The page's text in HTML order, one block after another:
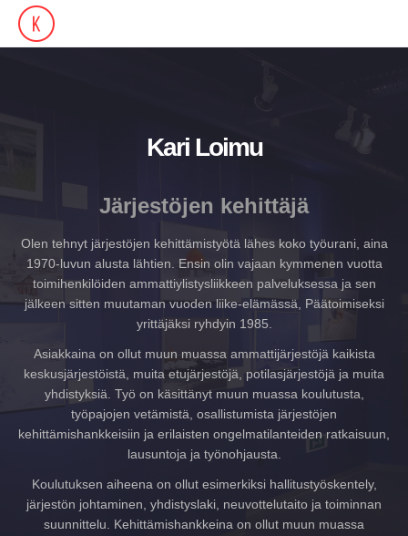
Kari Loimu
Järjestöjen kehittäjä
Olen tehnyt järjestöjen kehittämistyötä lähes koko työurani, aina
1970-luvun alusta lähtien. Ensin olin vajaan kymmenen vuotta
toimihenkilöiden ammattiylistysliikkeen palveluksessa ja sen
jälkeen sitten muutaman vuoden liike-elämässä, Päätoimiseksi
yrittäjäksi ryhdyin 1985.
Asiakkaina on ollut muun muassa ammattijärjestöjä kaikista
keskusjärjestöistä, muita etujärjestöjä, potilasjärjestöjä ja muita
yhdistyksiä. Työ on käsittänyt muun muassa koulutusta,
työpajojen vetämistä, osallistumista järjestöjen
kehittämishankkeisiin ja erilaisten ongelmatilanteiden ratkaisuun,
lausuntoja ja työnohjausta.
Koulutuksen aiheena on ollut esimerkiksi hallitustyöskentely,
järjestön johtaminen, yhdistyslaki, neuvottelutaito ja toiminnan
suunnittelu. Kehittämishankkeina on ollut muun muassa